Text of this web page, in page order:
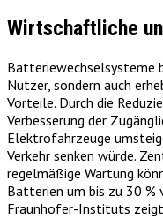
Wirtschaftliche
Batteriewechselsysteme
Nutzer, sondern auch
Vorteile. Durch die
Verbesserung der
Elektrofahrzeuge
Verkehr senken würde.
regelmäßige Wartung
Batterien um bis zu 30 %
Fraunhofer-Instituts